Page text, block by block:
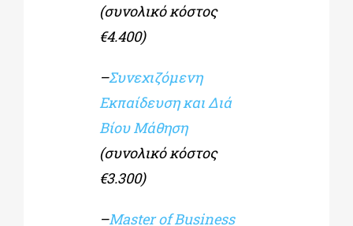
(συνολικό κόστος
€4.400)
–Συνεχιζόμενη
Εκπαίδευση και Διά
Βίου Μάθηση
(συνολικό κόστος
€3.300)
–Master of Business